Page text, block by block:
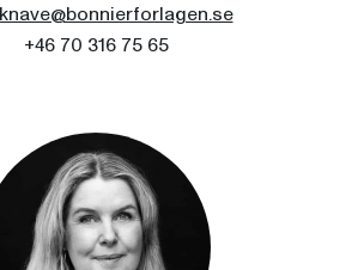
+46 70 316 75 65